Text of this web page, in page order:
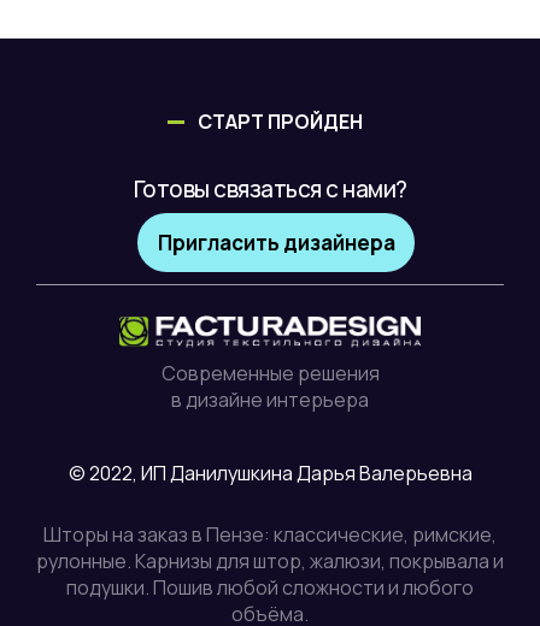
СТАРТ ПРОЙДЕН
Готовы связаться с нами?
Пригласить дизайнера
Современные решения
в дизайне интерьера
© 2022, ИП Данилушкина Дарья Валерьевна
Шторы на заказ в Пензе: классические, римские,
рулонные. Карнизы для штор, жалюзи, покрывала и
подушки. Пошив любой сложности и любого
объёма.